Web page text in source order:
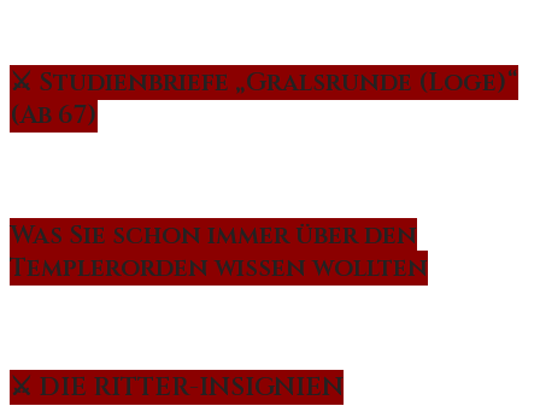
⚔️ Studienbriefe „Gralsrunde (Loge)“
(Ab 67)
Was Sie schon immer über den
Templerorden wissen wollten
⚔️ DIE RITTER-INSIGNIEN